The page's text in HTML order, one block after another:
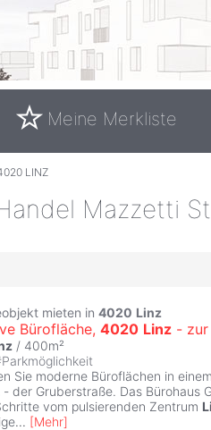
Meine Merkliste
LINZ
Mazzetti
mieten in 4020 Linz
Bürofläche, 4020 Linz -
/ 400m²
Parkmöglichkeit
Sie moderne Büroflächen in
- der Gruberstraße. Das Bürohaus
vom pulsierenden Zentrum
... [Mehr]